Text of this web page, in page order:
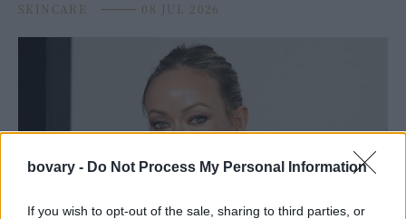
bovary - Do Not Process My Personal Information
If you wish to opt-out of the sale, sharing to third parties, or
SKINCARE ⸻ 08 JUL 2026